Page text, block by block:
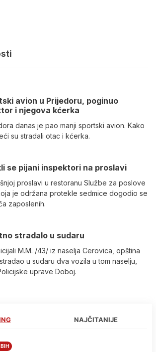
avion u Prijedoru, poginuo
i njegova kćerka
danas je pao manji sportski avion. Kako
su stradali otac i kćerka.
se pijani inspektori na proslavi
proslavi u restoranu Službe za poslove
je održana protekle sedmice dogodio se
zaposlenih.
stradalo u sudaru
M.M. /43/ iz naselja Cerovica, opština
u sudaru dva vozila u tom naselju,
uprave Doboj.
NAJČITANIJE